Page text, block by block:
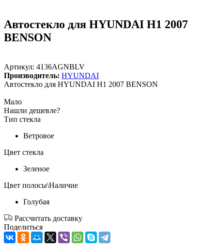
Автостекло для HYUNDAI H1 2007
BENSON
Артикул: 4136AGNBLV
Производитель: HYUNDAI
Автостекло для HYUNDAI H1 2007 BENSON
Мало
Нашли дешевле?
Тип стекла
Ветровое
Цвет стекла
Зеленое
Цвет полосы\Наличие
Голубая
Рассчитать доставку
Поделиться